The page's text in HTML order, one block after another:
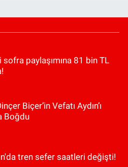
sofra paylaşımına 81 bin TL
Biçer’in Vefatı Aydın’ı
Boğdu
tren sefer saatleri değişti!